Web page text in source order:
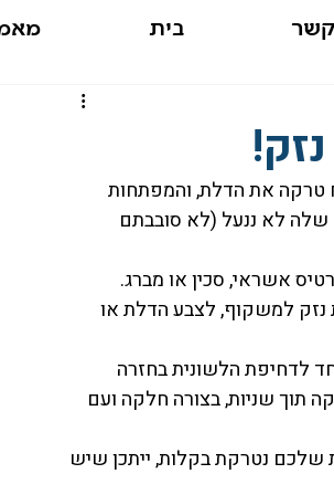
בית
טרקה את הדלת, והמפתחות
שלה לא ננעל (לא סובבתם
אשראי, סכין או מברג.
נזק למשקוף, לצבע הדלת או
לדחיפת הלשונית בחזרה
תוך שניות, בצורה חלקה ועם
שלכם נטרקת בקלות, ייתכן שיש